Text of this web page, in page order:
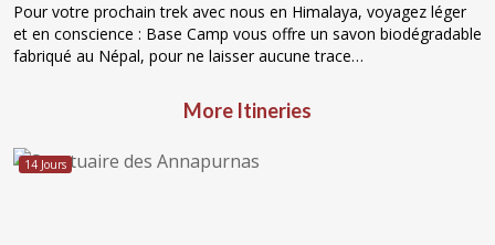
Pour votre prochain trek avec nous en Himalaya, voyagez léger
et en conscience : Base Camp vous offre un savon biodégradable
fabriqué au Népal, pour ne laisser aucune trace…
More Itineries
14 Jours